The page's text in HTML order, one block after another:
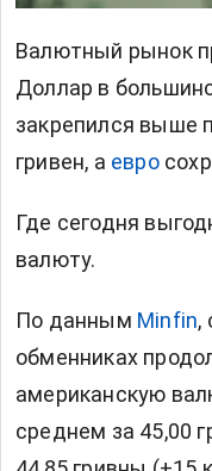
Валютный рынок
Доллар в
закрепился выше
гривен, а евро
Где сегодня
валюту.
По данным Minfin,
обменниках
американскую
среднем за 45,00